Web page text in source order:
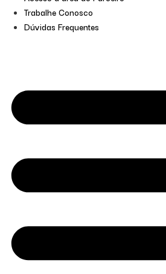
Trabalhe Conosco
Dúvidas Frequentes